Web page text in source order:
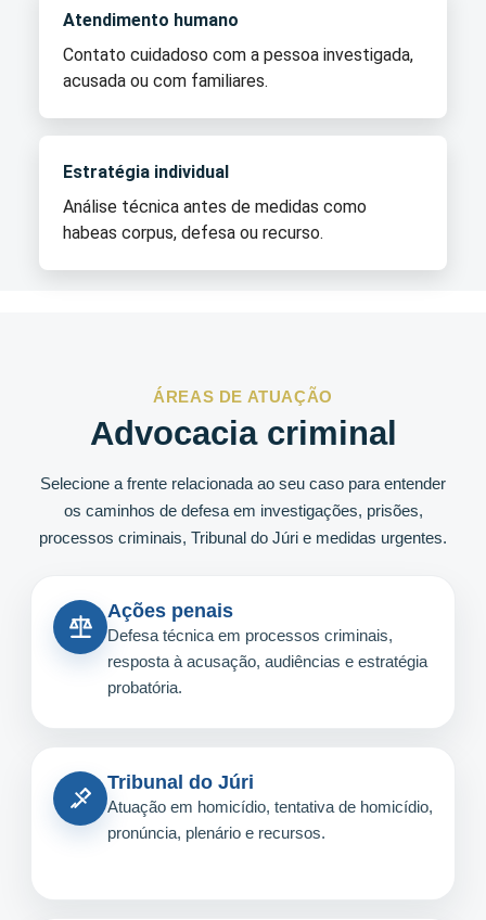
Atendimento humano
Contato cuidadoso com a pessoa investigada,
acusada ou com familiares.
Estratégia individual
Análise técnica antes de medidas como
habeas corpus, defesa ou recurso.
ÁREAS DE ATUAÇÃO
Advocacia criminal
Selecione a frente relacionada ao seu caso para entender
os caminhos de defesa em investigações, prisões,
processos criminais, Tribunal do Júri e medidas urgentes.
Ações penais
Defesa técnica em processos criminais,
resposta à acusação, audiências e estratégia
probatória.
Tribunal do Júri
Atuação em homicídio, tentativa de homicídio,
pronúncia, plenário e recursos.